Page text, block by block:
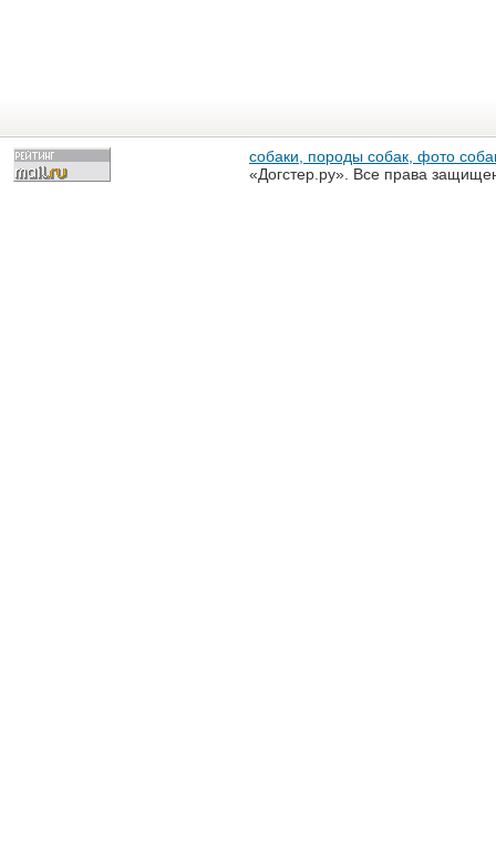
собаки, породы собак, фото
«Догстер.ру». Все права